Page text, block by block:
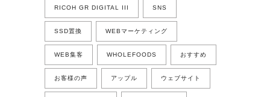
RICOH GR DIGITAL III SNS
SSD置換 WEBマーケティング
WEB集客 WHOLEFOODS おすすめ
お客様の声 アップル ウェブサイト